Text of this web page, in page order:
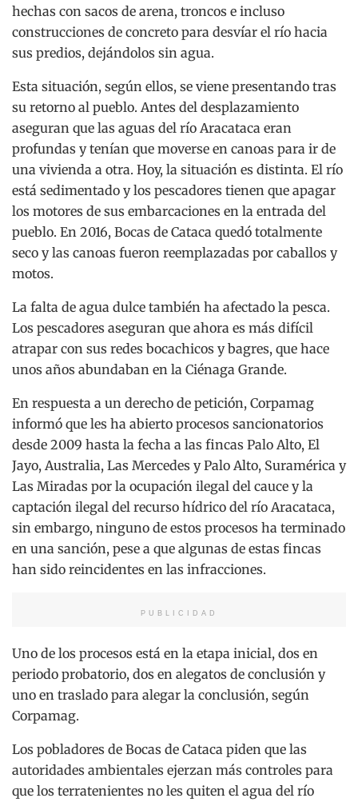
hechas con sacos de arena, troncos e incluso
construcciones de concreto para desvíar el río hacia
sus predios, dejándolos sin agua.
Esta situación, según ellos, se viene presentando tras
su retorno al pueblo. Antes del desplazamiento
aseguran que las aguas del río Aracataca eran
profundas y tenían que moverse en canoas para ir de
una vivienda a otra. Hoy, la situación es distinta. El río
está sedimentado y los pescadores tienen que apagar
los motores de sus embarcaciones en la entrada del
pueblo. En 2016, Bocas de Cataca quedó totalmente
seco y las canoas fueron reemplazadas por caballos y
motos.
La falta de agua dulce también ha afectado la pesca.
Los pescadores aseguran que ahora es más difícil
atrapar con sus redes bocachicos y bagres, que hace
unos años abundaban en la Ciénaga Grande.
En respuesta a un derecho de petición, Corpamag
informó que les ha abierto procesos sancionatorios
desde 2009 hasta la fecha a las fincas Palo Alto, El
Jayo, Australia, Las Mercedes y Palo Alto, Suramérica y
Las Miradas por la ocupación ilegal del cauce y la
captación ilegal del recurso hídrico del río Aracataca,
sin embargo, ninguno de estos procesos ha terminado
en una sanción, pese a que algunas de estas fincas
han sido reincidentes en las infracciones.
PUBLICIDAD
Uno de los procesos está en la etapa inicial, dos en
periodo probatorio, dos en alegatos de conclusión y
uno en traslado para alegar la conclusión, según
Corpamag.
Los pobladores de Bocas de Cataca piden que las
autoridades ambientales ejerzan más controles para
que los terratenientes no les quiten el agua del río